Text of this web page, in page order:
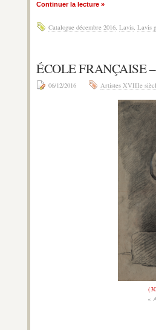
Continuer la lecture »
Catalogue décembre 2016, Lavis, Lavis
ÉCOLE FRANÇAISE
06/12/2016 Artistes XVIIIe
«